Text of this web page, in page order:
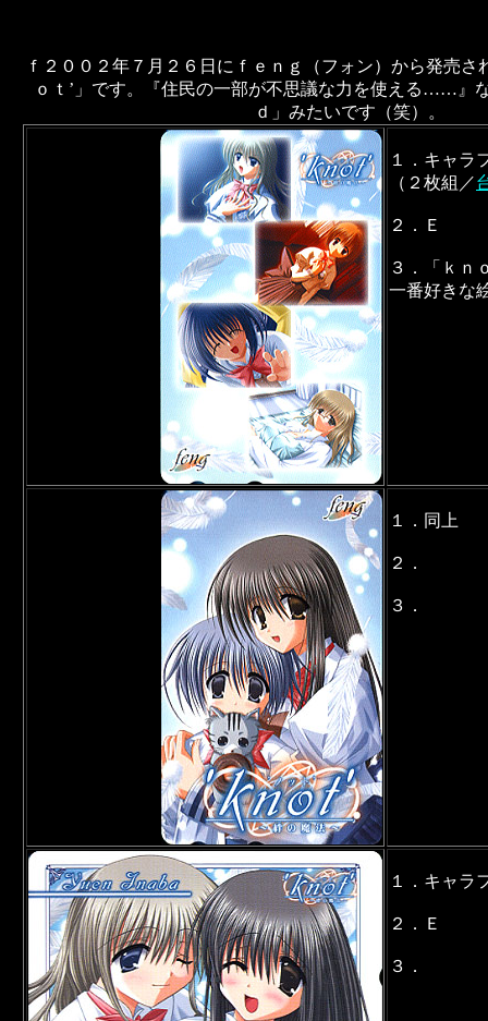
ｆ２００２年７月２６日にｆｅｎｇ（フォン）から発売さ
ｏｔ’」です。『住民の一部が不思議な力を使える……』
ｄ」みたいです（笑）。
１．キャラ
（２枚組／
２．Ｅ
３．「ｋｎ
一番好きな
１．同上
２．
３．
１．キャラ
２．Ｅ
３．